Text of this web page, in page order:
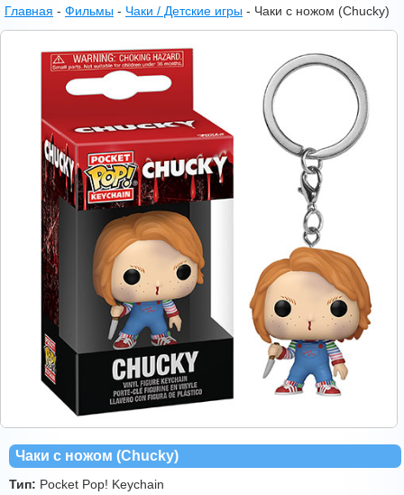
Главная - Фильмы - Чаки / Детские игры - Чаки с ножом (Chucky)
Чаки с ножом (Chucky)
Тип: Pocket Pop! Keychain